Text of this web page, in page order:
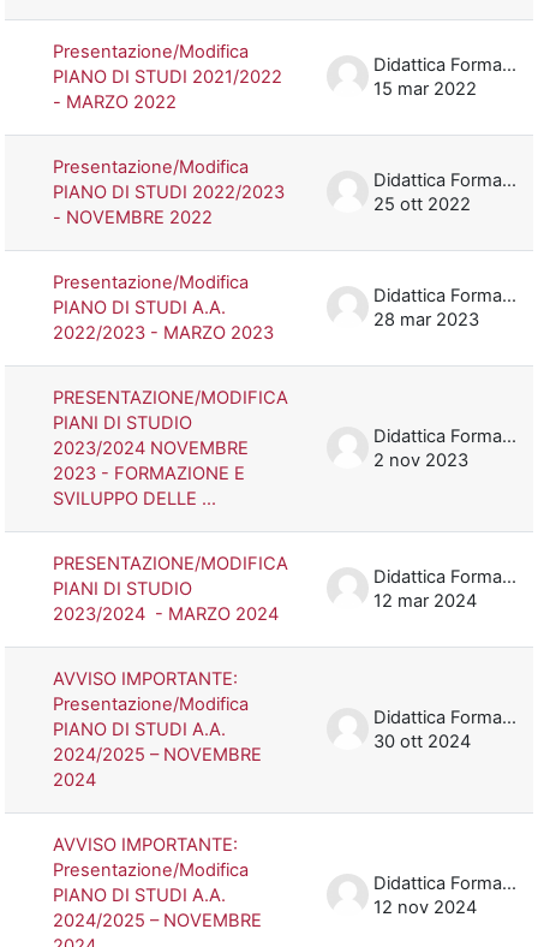
Presentazione/Modifica
PIANO DI STUDI 2021/2022
- MARZO 2022
Didattica Formazione
15 mar 2022
Presentazione/Modifica
PIANO DI STUDI 2022/2023
- NOVEMBRE 2022
Didattica Formazione
25 ott 2022
Presentazione/Modifica
PIANO DI STUDI A.A.
2022/2023 - MARZO 2023
Didattica Formazione
28 mar 2023
PRESENTAZIONE/MODIFICA
PIANI DI STUDIO
2023/2024 NOVEMBRE
2023 - FORMAZIONE E
SVILUPPO DELLE ...
Didattica Formazione
2 nov 2023
PRESENTAZIONE/MODIFICA
PIANI DI STUDIO
2023/2024 - MARZO 2024
Didattica Formazione
12 mar 2024
AVVISO IMPORTANTE:
Presentazione/Modifica
PIANO DI STUDI A.A.
2024/2025 – NOVEMBRE
2024
Didattica Formazione
30 ott 2024
AVVISO IMPORTANTE:
Presentazione/Modifica
PIANO DI STUDI A.A.
2024/2025 – NOVEMBRE
Didattica Formazione
12 nov 2024